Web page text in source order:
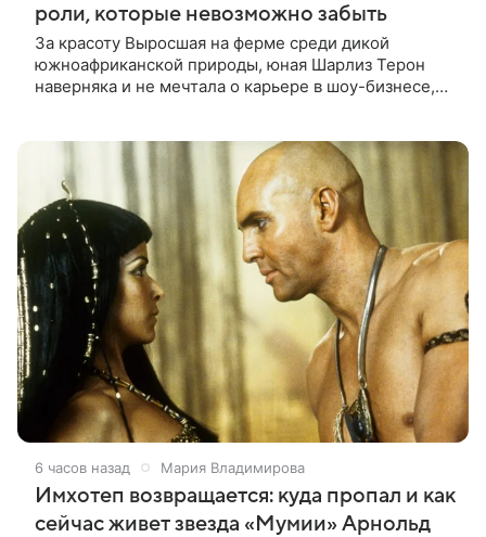
роли, которые невозможно забыть
За красоту Выросшая на ферме среди дикой
южноафриканской природы, юная Шарлиз Терон
наверняка и не мечтала о карьере в шоу-бизнесе,
6 часов назад Мария Владимирова
Имхотеп возвращается: куда пропал и как
сейчас живет звезда «Мумии» Арнольд